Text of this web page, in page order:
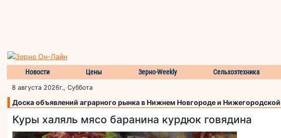
Новости Цены Зерно-Weekly Сельхозтехника
8 августа 2026г., Суббота
Доска объявлений аграрного рынка в Нижнем Новгороде и Нижегородской
Куры халяль мясо баранина курдюк говядина